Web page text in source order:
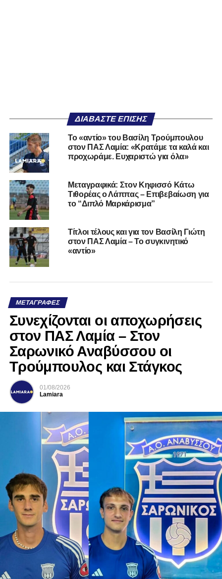
ΔΙΑΒΆΣΤΕ ΕΠΊΣΗΣ
Το «αντίο» του Βασίλη Τρούμπουλου
στον ΠΑΣ Λαμία: «Κρατάμε τα καλά και
προχωράμε. Ευχαριστώ για όλα»
Μεταγραφικά: Στον Κηφισσό Κάτω
Τιθορέας ο Λάππας – Επιβεβαίωση για
το “Διπλό Μαρκάρισμα”
Τίτλοι τέλους και για τον Βασίλη Γιώτη
στον ΠΑΣ Λαμία – Το συγκινητικό
«αντίο»
ΜΕΤΑΓΡΑΦΈΣ
Συνεχίζονται οι αποχωρήσεις
στον ΠΑΣ Λαμία – Στον
Σαρωνικό Αναβύσσου οι
Τρούμπουλος και Στάγκος
01/08/2026
Lamiara